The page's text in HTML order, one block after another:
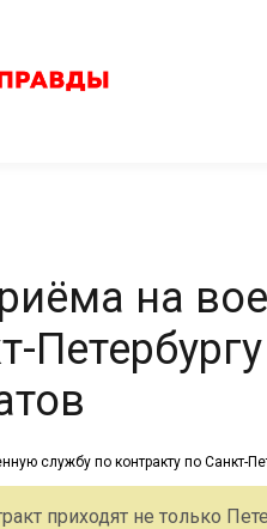
на
приходят не только